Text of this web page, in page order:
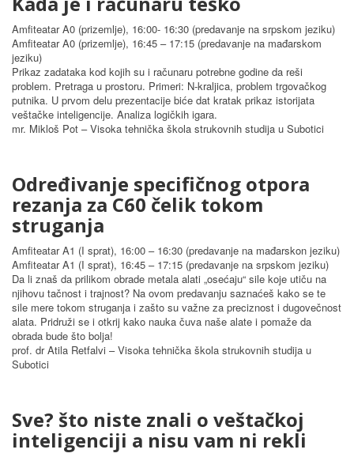
Amfiteatar A0 (prizemlje), 16:00- 16:30 (predavanje na srpskom jeziku)
Amfiteatar A0 (prizemlje), 16:45 – 17:15 (predavanje na mađarskom
jeziku)
Prikaz zadataka kod kojih su i računaru potrebne godine da reši
problem. Pretraga u prostoru. Primeri: N-kraljica, problem trgovačkog
putnika. U prvom delu prezentacije biće dat kratak prikaz istorijata
veštačke inteligencije. Analiza logičkih igara.
mr. Mikloš Pot – Visoka tehnička škola strukovnih studija u Subotici
Određivanje specifičnog otpora
rezanja za C60 čelik tokom
struganja
Amfiteatar A1 (I sprat), 16:00 – 16:30 (predavanje na mađarskon jeziku)
Amfiteatar A1 (I sprat), 16:45 – 17:15 (predavanje na srpskom jeziku)
Da li znaš da prilikom obrade metala alati „osećaju“ sile koje utiču na
njihovu tačnost i trajnost? Na ovom predavanju saznaćeš kako se te
sile mere tokom struganja i zašto su važne za preciznost i dugovečnost
alata. Pridruži se i otkrij kako nauka čuva naše alate i pomaže da
obrada bude što bolja!
prof. dr Atila Retfalvi – Visoka tehnička škola strukovnih studija u
Subotici
Sve? što niste znali o veštačkoj
inteligenciji a nisu vam ni rekli